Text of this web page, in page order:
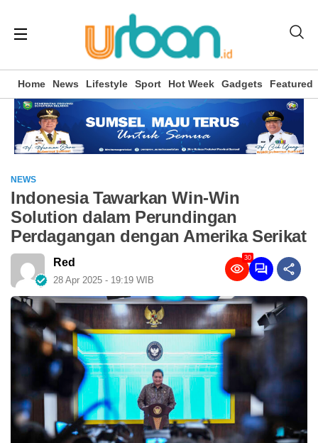
Home News Lifestyle Sport Hot Week Gadgets Featured
NEWS
Indonesia Tawarkan Win-Win
Solution dalam Perundingan
Perdagangan dengan Amerika Serikat
Red
28 Apr 2025 - 19:19 WIB
30